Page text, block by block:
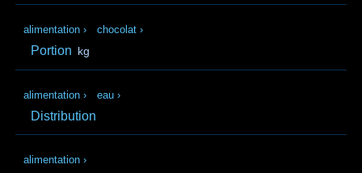
alimentation › chocolat ›
Portion kg
alimentation › eau ›
Distribution
alimentation ›